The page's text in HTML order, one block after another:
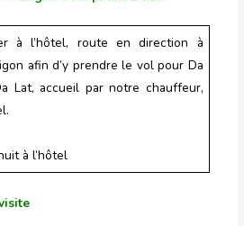
à l’hôtel, route en direction à
afin d’y prendre le vol pour Da
Lat, accueil par notre chauffeur,
à l’hôtel